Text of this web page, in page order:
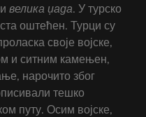
велика џада. У турско
оштећен. Турци су
своје војске,
и ситним камењен,
нарочито због
тешко
путу. Осим војске,